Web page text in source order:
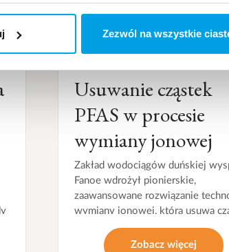
Zezwól na wszystkie
Usuwanie cząstek
PFAS w procesie
wymiany jonowej
Zakład wodociągów duńskiej
Fanoe wdrożył pionierskie,
zaawansowane rozwiązanie
wymiany jonowej, która usuwa
PFAS z wody pitnej.
Zobacz więcej